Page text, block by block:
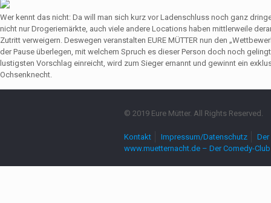
Wer kennt das nicht: Da will man sich kurz vor Ladenschluss noch ganz
nicht nur Drogeriemärkte, auch viele andere Locations haben mittlerweile
Zutritt verweigern. Deswegen veranstalten EURE MÜTTER nun den
der Pause überlegen, mit welchem Spruch es dieser Person doch noch
lustigsten Vorschlag einreicht, wird zum Sieger ernannt und gewinnt ein
Ochsenknecht.
© 2019 Eure Mütter. All Rights Reserved.
Kontakt Impressum/Datenschutz
www.muetternacht.de – Der Comedy-Club